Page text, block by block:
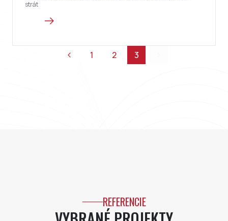
strát
1 2 3
REFERENCIE